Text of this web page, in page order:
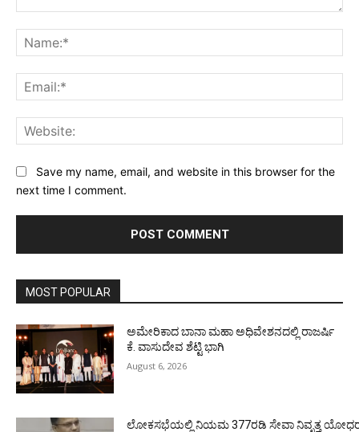
Save my name, email, and website in this browser for the
next time I comment.
MOST POPULAR
ಅಮೇರಿಕಾದ ಬಾನಾ ಮಹಾ ಅಧಿವೇಶನದಲ್ಲಿ ರಾಜರ್ಷಿ
ಕೆ. ವಾಸುದೇವ ಶೆಟ್ಟಿ ಭಾಗಿ
August 6, 2026
ಲೋಕಸಭೆಯಲ್ಲಿ ನಿಯಮ 377ರಡಿ ಸೇವಾ ನಿವೃತ್ತ